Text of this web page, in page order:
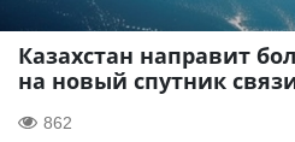
Казахстан направит
на новый спутник
862